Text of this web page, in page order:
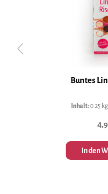
Buntes
Inhalt:0.25 kg
In den